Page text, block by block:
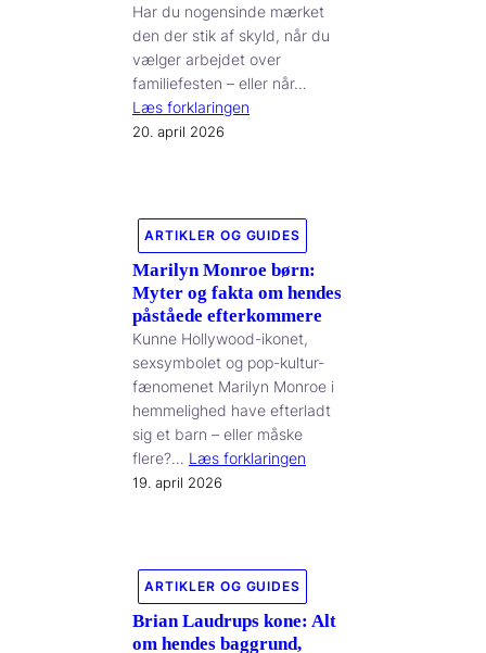
Har du nogensinde mærket
den der stik af skyld, når du
vælger arbejdet over
familiefesten – eller når…
Læs forklaringen
20. april 2026
ARTIKLER OG GUIDES
Marilyn Monroe børn:
Myter og fakta om hendes
påståede efterkommere
Kunne Hollywood-ikonet,
sexsymbolet og pop-kultur-
fænomenet Marilyn Monroe i
hemmelighed have efterladt
sig et barn – eller måske
flere?… Læs forklaringen
19. april 2026
ARTIKLER OG GUIDES
Brian Laudrups kone: Alt
om hendes baggrund,